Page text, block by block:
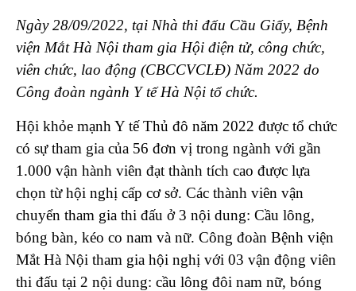
Ngày 28/09/2022, tại Nhà thi đấu Cầu Giấy, Bệnh
viện Mắt Hà Nội tham gia Hội điện tử, công chức,
viên chức, lao động (CBCCVCLĐ) Năm 2022 do
Công đoàn ngành Y tế Hà Nội tổ chức.
Hội khỏe mạnh Y tế Thủ đô năm 2022 được tổ chức
có sự tham gia của 56 đơn vị trong ngành với gần
1.000 vận hành viên đạt thành tích cao được lựa
chọn từ hội nghị cấp cơ sở. Các thành viên vận
chuyển tham gia thi đấu ở 3 nội dung: Cầu lông,
bóng bàn, kéo co nam và nữ. Công đoàn Bệnh viện
Mắt Hà Nội tham gia hội nghị với 03 vận động viên
thi đấu tại 2 nội dung: cầu lông đôi nam nữ, bóng